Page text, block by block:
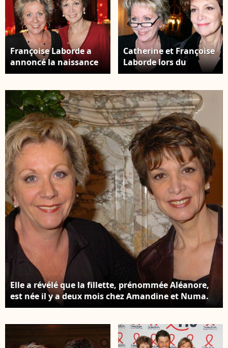
Françoise Laborde a
annoncé la naissance
de sa première petite-
Françoise et Catherine
Laborde lors du
cocktail de rentrée de
TF1 au Palais
Brongniart, à Paris.
Catherine et Françoise
Laborde lors du
cocktail littéraire du
Fouquet's. ©
Guillaume Gaffiot /
Bestimage
Elle a révélé que la fillette, prénommée Aléanore,
est née il y a deux mois chez Amandine et Numa.
Archive - Francoise et Catherine Laborde